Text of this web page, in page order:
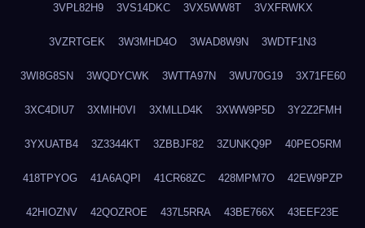
3VPL82H9 3VS14DKC 3VX5WW8T 3VXFRWKX
3VZRTGEK 3W3MHD4O 3WAD8W9N 3WDTF1N3
3WI8G8SN 3WQDYCWK 3WTTA97N 3WU70G19 3X71FE60
3XC4DIU7 3XMIH0VI 3XMLLD4K 3XWW9P5D 3Y2Z2FMH
3YXUATB4 3Z3344KT 3ZBBJF82 3ZUNKQ9P 40PEO5RM
418TPYOG 41A6AQPI 41CR68ZC 428MPM7O 42EW9PZP
42HIOZNV 42QOZROE 437L5RRA 43BE766X 43EEF23E